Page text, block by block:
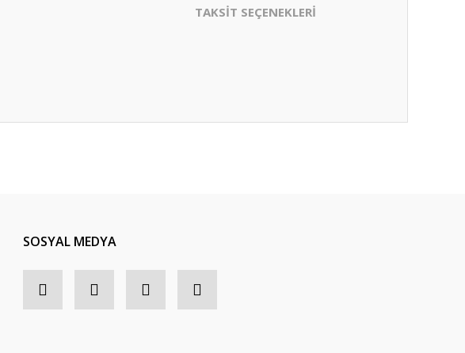
TAKSİT SEÇENEKLERİ
SOSYAL MEDYA